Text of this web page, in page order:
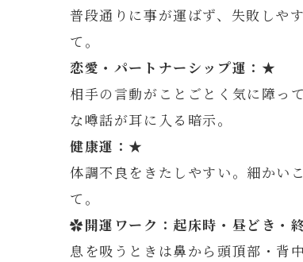
普段通りに事が運ばず、失敗しや
て。
恋愛・パートナーシップ運：★
相手の言動がことごとく気に障っ
な噂話が耳に入る暗示。
健康運： ★
体調不良をきたしやすい。細かい
て。
✿開運ワーク：起床時・昼どき・
息を吸うときは鼻から頭頂部・背